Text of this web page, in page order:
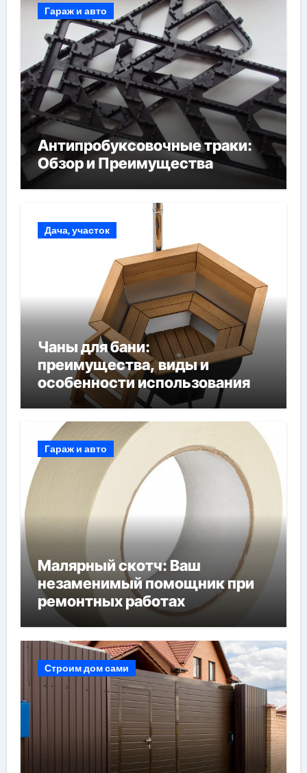
Гараж и авто
Антипробуксовочные траки:
Обзор и Преимущества
Дача, участок
Чаны для бани:
преимущества, виды и
особенности использования
Гараж и авто
Малярный скотч: Ваш
незаменимый помощник при
ремонтных работах
Строим дом сами